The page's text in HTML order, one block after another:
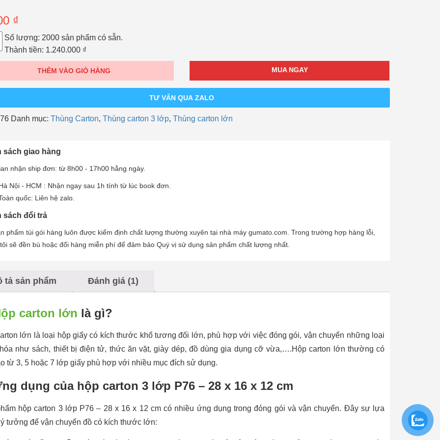
₫
Số lượng: 2000 sản phẩm có sẵn.
Thành tiền: 1.240.000 ₫
THÊM VÀO GIỎ HÀNG MUA NGAY
TƯ VẤN QUA ZALO
Danh mục: Thùng Carton, Thùng carton 3 lớp, Thùng carton lớn
sách giao hàng
nhận ship đơn: từ 8h00 - 17h00 hằng ngày.
Nội - HCM : Nhận ngay sau 1h tính từ lúc book đơn.
quốc: Liên hệ zalo.
sách đổi trả
phẩm túi gói hàng luôn được kiểm định chất lượng thường xuyên tại nhà máy gumato.com. Trong trường hợp hàng lỗi,
sẽ đền bù hoặc đổi hàng miễn phí để đảm bảo Quý vị sử dụng sản phẩm chất lượng nhất.
tả sản phẩm Đánh giá (1)
carton lớn là gì?
lớn là loại hộp giấy có kích thước khổ tương đối lớn, phù hợp với việc đóng gói, vận chuyển những loại
như sách, thiết bị điện tử, thức ăn vặt, giày dép, đồ dùng gia dụng cỡ vừa,….Hộp carton lớn thường có
từ 3, 5 hoặc 7 lớp giấy phù hợp với nhiều mục đích sử dụng.
dụng của hộp carton 3 lớp P76 – 28 x 16 x 12 cm
hộp carton 3 lớp P76 – 28 x 16 x 12 cm có nhiều ứng dụng trong đóng gói và vận chuyển. Đây sự lựa
tưởng để vận chuyển đồ có kích thước lớn: